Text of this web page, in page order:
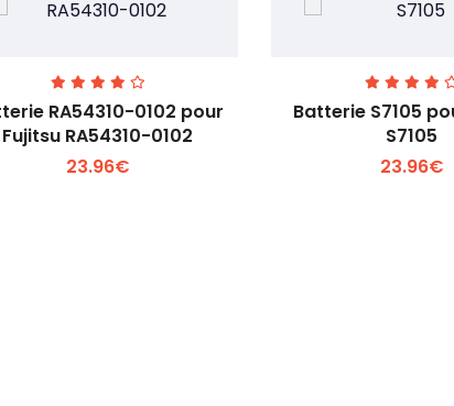
Voir plus +
RA54310-0102 pour
Fujitsu RA54310-0102
23.96€
Voir plus
Batterie S7105
S7105
23.96€